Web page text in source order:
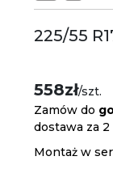
225/55
558zł/szt.
Zamów do
dostawa za
Montaż w